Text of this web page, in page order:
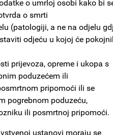
o umrloj osobi kako bi
o smrti
(patologiji, a ne na odjelu
odjeću u kojoj će
prijevoza, opreme i ukopa s
poduzećem ili
pripomoći ili se
pogrebnom poduzeću,
ili posmrtnoj pripomoći.
ustanovi moraju se